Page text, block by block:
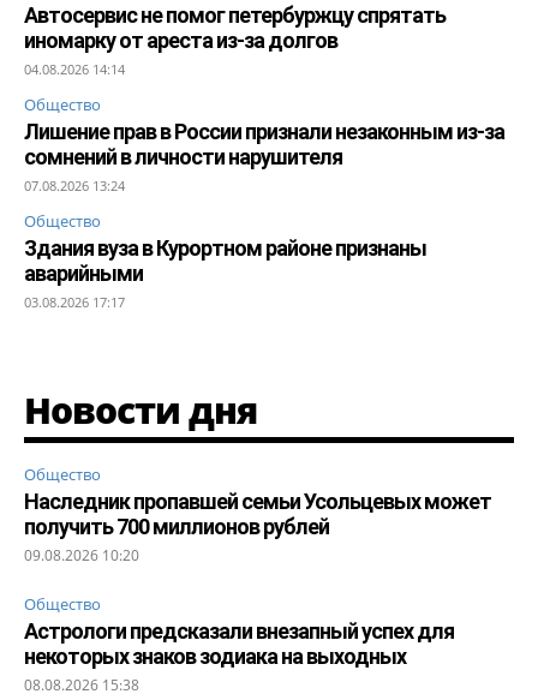
Автосервис не помог петербуржцу спрятать
иномарку от ареста из-за долгов
04.08.2026 14:14
Общество
Лишение прав в России признали незаконным из-за
сомнений в личности нарушителя
07.08.2026 13:24
Общество
Здания вуза в Курортном районе признаны
аварийными
03.08.2026 17:17
Новости дня
Общество
Наследник пропавшей семьи Усольцевых может
получить 700 миллионов рублей
09.08.2026 10:20
Общество
Астрологи предсказали внезапный успех для
некоторых знаков зодиака на выходных
08.08.2026 15:38